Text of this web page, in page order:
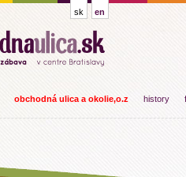
sk en
obchodná ulica a okolie,o.z history